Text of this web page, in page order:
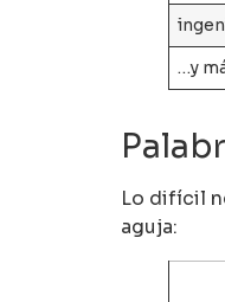
…y
Lo difícil
aguja: